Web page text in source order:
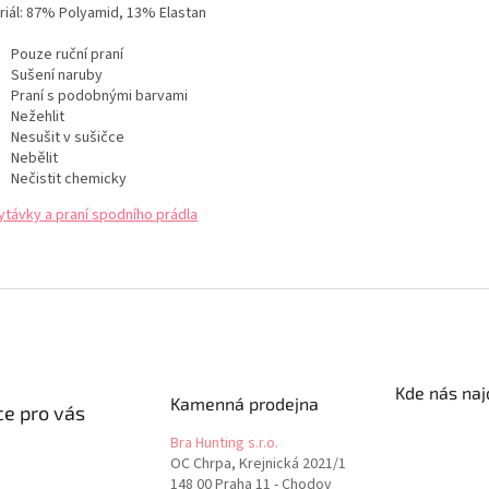
87% Polyamid, 13% Elastan
Pouze ruční praní
Sušení naruby
Praní s podobnými barvami
Nežehlit
Nesušit v sušičce
Nebělit
Nečistit chemicky
a praní spodního prádla
pro vás Kamenná prodejna
Bra Hunting s.r.o.
OC Chrpa, Krejnická 2021/1
148 00 Praha 11 - Chodov
Kde nás